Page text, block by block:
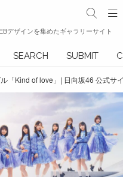
デザインを集めたギャラリーサイト
SEARCH SUBMIT
「Kind of love」| 日向坂46 公式サ